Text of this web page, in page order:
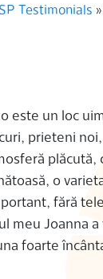
SP Testimonials »
este un loc
prieteni
plăcută,
o
fără
meu Joanna
foarte